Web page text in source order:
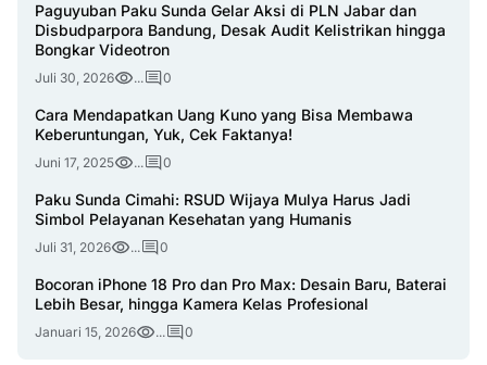
Paguyuban Paku Sunda Gelar Aksi di PLN Jabar dan
Disbudparpora Bandung, Desak Audit Kelistrikan hingga
Bongkar Videotron
Juli 30, 2026 ... 0
Cara Mendapatkan Uang Kuno yang Bisa Membawa
Keberuntungan, Yuk, Cek Faktanya!
Juni 17, 2025 ... 0
Paku Sunda Cimahi: RSUD Wijaya Mulya Harus Jadi
Simbol Pelayanan Kesehatan yang Humanis
Juli 31, 2026 ... 0
Bocoran iPhone 18 Pro dan Pro Max: Desain Baru, Baterai
Lebih Besar, hingga Kamera Kelas Profesional
Januari 15, 2026 ... 0